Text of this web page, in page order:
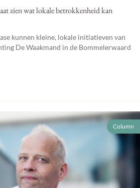
zien wat lokale betrokkenheid kan
kunnen kleine, lokale initiatieven van
De Waakmand in de Bommelerwaard
Column